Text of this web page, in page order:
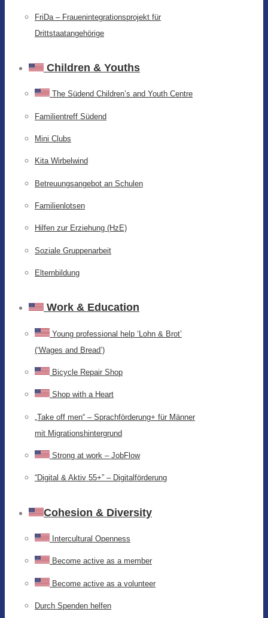
FriDa – Frauenintegrationsprojekt für
Drittstaatangehörige
Children & Youths
The Südend Children’s and Youth Centre
Familientreff Südend
Mini Clubs
Kita Wirbelwind
Betreuungsangebot an Schulen
Familienlotsen
Hilfen zur Erziehung (HzE)
Soziale Gruppenarbeit
Elternbildung
Work & Education
Young professional help ‘Lohn & Brot’
(‘Wages and Bread’)
Bicycle Repair Shop
Shop with a Heart
„Take off men“ – Sprachförderung+ für Männer
mit Migrationshintergrund
Strong at work – JobFlow
“Digital & Aktiv 55+” – Digitalförderung
Cohesion & Diversity
Intercultural Openness
Become active as a member
Become active as a volunteer
Durch Spenden helfen